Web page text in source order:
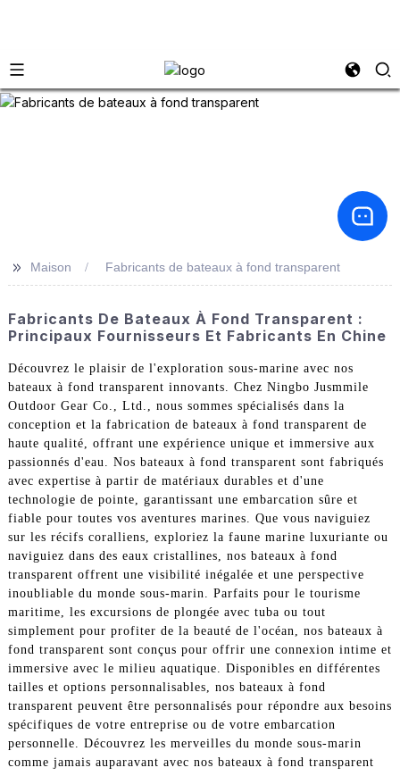
>> Maison Fabricants de bateaux à fond transparent
Fabricants De Bateaux À Fond Transparent :
Principaux Fournisseurs Et Fabricants En Chine
Découvrez le plaisir de l'exploration sous-marine avec nos
bateaux à fond transparent innovants. Chez Ningbo Jusmmile
Outdoor Gear Co., Ltd., nous sommes spécialisés dans la
conception et la fabrication de bateaux à fond transparent de
haute qualité, offrant une expérience unique et immersive aux
passionnés d'eau. Nos bateaux à fond transparent sont fabriqués
avec expertise à partir de matériaux durables et d'une
technologie de pointe, garantissant une embarcation sûre et
fiable pour toutes vos aventures marines. Que vous naviguiez
sur les récifs coralliens, exploriez la faune marine luxuriante ou
naviguiez dans des eaux cristallines, nos bateaux à fond
transparent offrent une visibilité inégalée et une perspective
inoubliable du monde sous-marin. Parfaits pour le tourisme
maritime, les excursions de plongée avec tuba ou tout
simplement pour profiter de la beauté de l'océan, nos bateaux à
fond transparent sont conçus pour offrir une connexion intime et
immersive avec le milieu aquatique. Disponibles en différentes
tailles et options personnalisables, nos bateaux à fond
transparent peuvent être personnalisés pour répondre aux besoins
spécifiques de votre entreprise ou de votre embarcation
personnelle. Découvrez les merveilles du monde sous-marin
comme jamais auparavant avec nos bateaux à fond transparent